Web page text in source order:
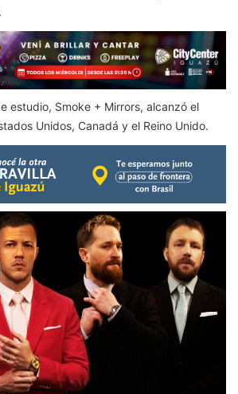
estudio, Smoke + Mirrors, alcanzó el
Unidos, Canadá y el Reino Unido.